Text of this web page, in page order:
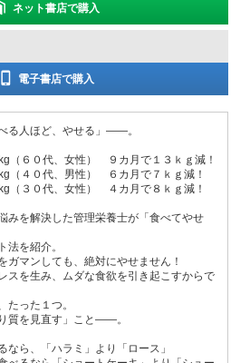
ネット書店で購入
電子書店で購入
る人ほど、やせる」――。
（６０代、女性） ９カ月で１３ｋｇ減！
（４０代、男性） ６カ月で７ｋｇ減！
（３０代、女性） ４カ月で８ｋｇ減！
みを解決した管理栄養士が「食べてやせ
法を紹介。
ガマンしても、絶対にやせません！
スを生み、ムダな食欲を引き起こすからで
たった１つ。
質を見直す」こと――。
ら、「ハラミ」より「ロース」